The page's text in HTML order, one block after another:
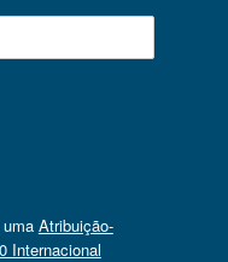
Atribuição-
Internacional